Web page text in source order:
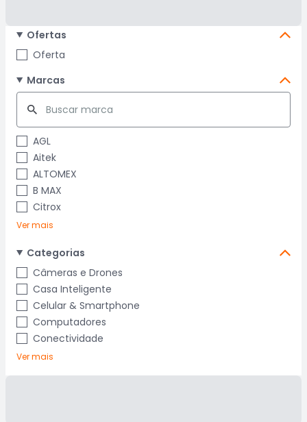
Ofertas
Oferta
Marcas
AGL
Aitek
ALTOMEX
B MAX
Citrox
Ver mais
Categorias
Câmeras e Drones
Casa Inteligente
Celular & Smartphone
Computadores
Conectividade
Ver mais